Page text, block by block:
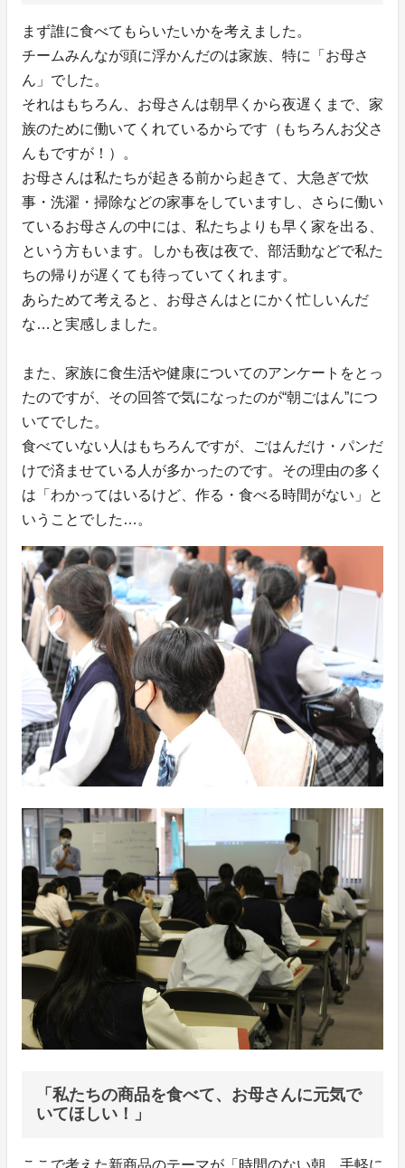
まず誰に食べてもらいたいかを考えました。
チームみんなが頭に浮かんだのは家族、特に「お母さ
ん」でした。
それはもちろん、お母さんは朝早くから夜遅くまで、家
族のために働いてくれているからです（もちろんお父さ
んもですが！）。
お母さんは私たちが起きる前から起きて、大急ぎで炊
事・洗濯・掃除などの家事をしていますし、さらに働い
ているお母さんの中には、私たちよりも早く家を出る、
という方もいます。しかも夜は夜で、部活動などで私た
ちの帰りが遅くても待っていてくれます。
あらためて考えると、お母さんはとにかく忙しいんだ
な…と実感しました。
また、家族に食生活や健康についてのアンケートをとっ
たのですが、その回答で気になったのが“朝ごはん”につ
いてでした。
食べていない人はもちろんですが、ごはんだけ・パンだ
けで済ませている人が多かったのです。その理由の多く
は「わかってはいるけど、作る・食べる時間がない」と
いうことでした…。
「私たちの商品を食べて、お母さんに元気で
いてほしい！」